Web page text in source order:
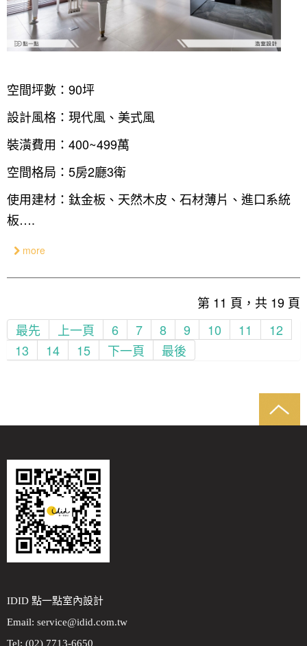
空間坪數：90坪
設計風格：現代風、美式風
裝潢費用：400~499萬
空間格局：5房2廳3衛
使用建材：鈦金板、天然木皮、石材薄片、進口系統
板….
more
第 11 頁，共 19 頁
最先
上一頁 6 7 8 9 10 11
12
13
14 15 下一頁 最後
IDID 點一點室內設計
Email: service@idid.com.tw
Tel: (02) 7713-6650